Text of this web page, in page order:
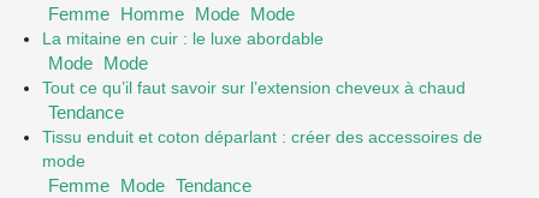
Femme Homme Mode Mode
La mitaine en cuir : le luxe abordable
Mode Mode
Tout ce qu’il faut savoir sur l’extension cheveux à chaud
Tendance
Tissu enduit et coton déparlant : créer des accessoires de
mode
Femme Mode Tendance